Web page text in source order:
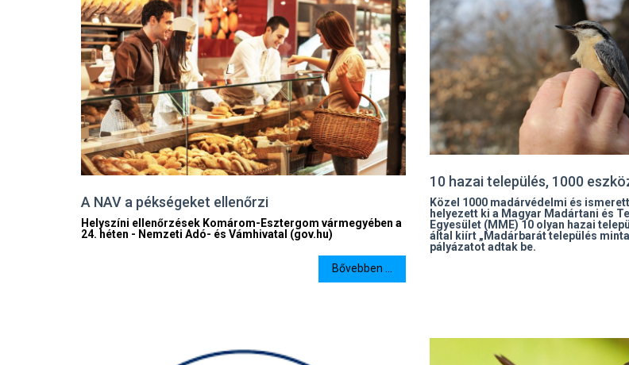
A NAV a pékségeket ellenőrzi
Helyszíni ellenőrzések Komárom-Esztergom vármegyében a
24. héten - Nemzeti Adó- és Vámhivatal (gov.hu)
Bővebben ...
10 hazai település, 1000
Közel 1000 madárvédelmi és
helyezett ki a Magyar Madártani és
Egyesület (MME) 10 olyan hazai
által kiírt „Madárbarát település
pályázatot adtak be.